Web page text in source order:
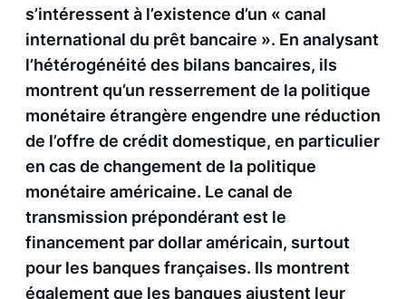
s’intéressent à l’existence d’un « canal
international du prêt bancaire ». En analysant
l’hétérogénéité des bilans bancaires, ils
montrent qu’un resserrement de la politique
monétaire étrangère engendre une réduction
de l’offre de crédit domestique, en particulier
en cas de changement de la politique
monétaire américaine. Le canal de
transmission prépondérant est le
financement par dollar américain, surtout
pour les banques françaises. Ils montrent
également que les banques ajustent leur